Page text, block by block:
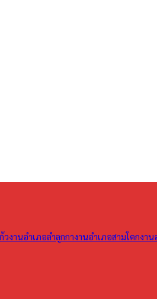
วงานอำเภอลำลูกกางานอำเภอสามโคกงาน